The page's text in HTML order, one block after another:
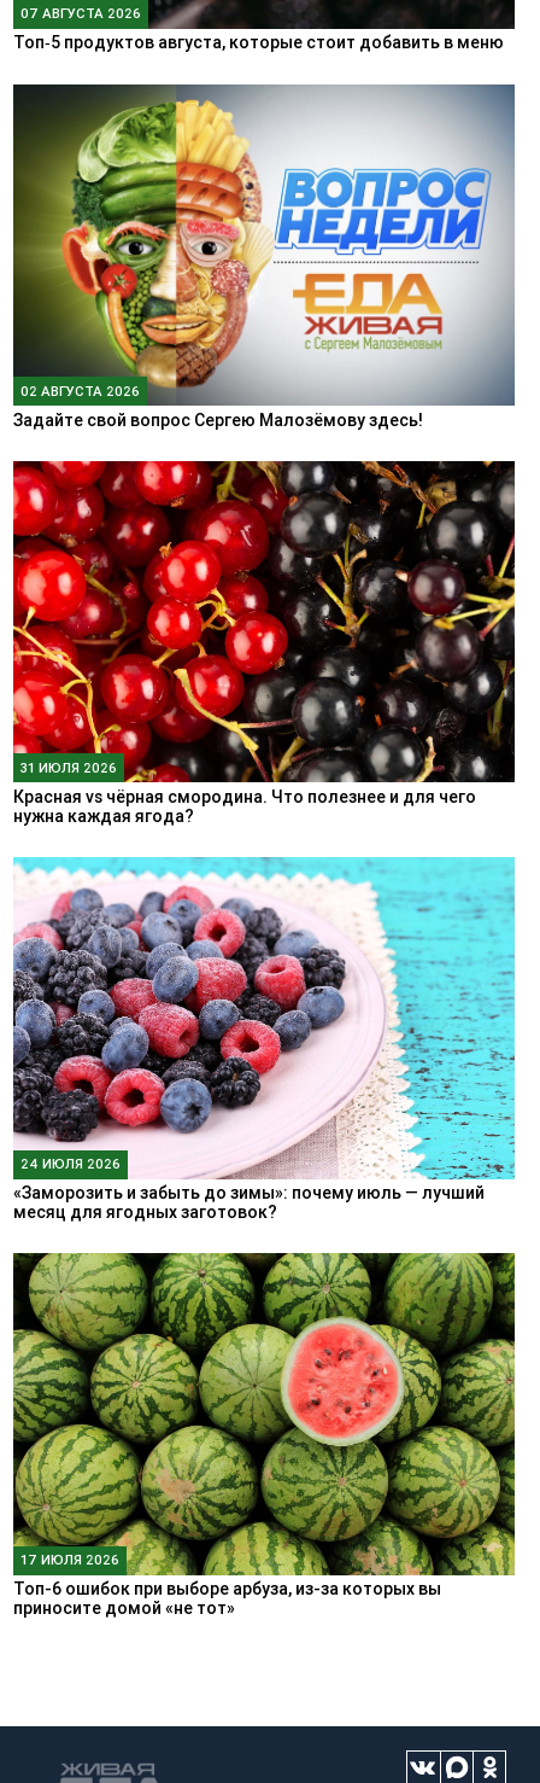
07 АВГУСТА 2026
Топ‑5 продуктов августа, которые стоит добавить в меню
02 АВГУСТА 2026
Задайте свой вопрос Сергею Малозёмову здесь!
31 ИЮЛЯ 2026
Красная vs чёрная смородина. Что полезнее и для чего
нужна каждая ягода?
24 ИЮЛЯ 2026
«Заморозить и забыть до зимы»: почему июль — лучший
месяц для ягодных заготовок?
17 ИЮЛЯ 2026
Топ-6 ошибок при выборе арбуза, из-за которых вы
приносите домой «не тот»